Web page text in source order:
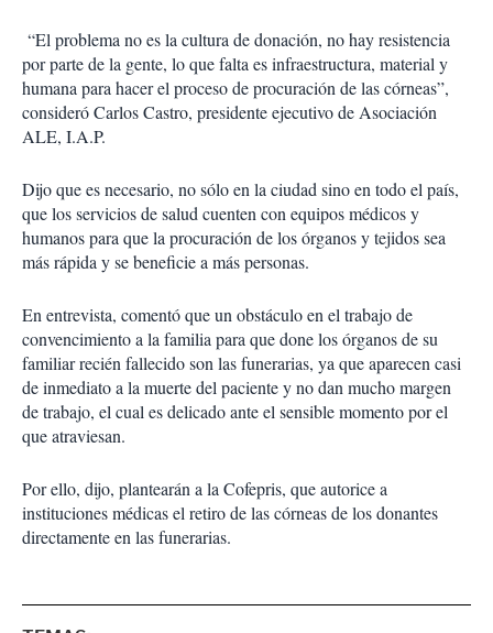
“El problema no es la cultura de donación, no hay resistencia
por parte de la gente, lo que falta es infraestructura, material y
humana para hacer el proceso de procuración de las córneas”,
consideró Carlos Castro, presidente ejecutivo de Asociación
ALE, I.A.P.
Dijo que es necesario, no sólo en la ciudad sino en todo el país,
que los servicios de salud cuenten con equipos médicos y
humanos para que la procuración de los órganos y tejidos sea
más rápida y se beneficie a más personas.
En entrevista, comentó que un obstáculo en el trabajo de
convencimiento a la familia para que done los órganos de su
familiar recién fallecido son las funerarias, ya que aparecen casi
de inmediato a la muerte del paciente y no dan mucho margen
de trabajo, el cual es delicado ante el sensible momento por el
que atraviesan.
Por ello, dijo, plantearán a la Cofepris, que autorice a
instituciones médicas el retiro de las córneas de los donantes
directamente en las funerarias.